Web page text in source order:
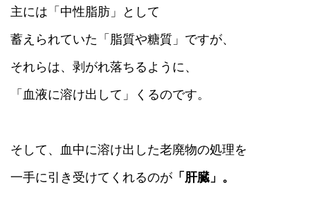
主には「中性脂肪」として
蓄えられていた「脂質や糖質」ですが、
それらは、剥がれ落ちるように、
「血液に溶け出して」くるのです。
そして、血中に溶け出した老廃物の処理を
一手に引き受けてくれるのが 「肝臓」。